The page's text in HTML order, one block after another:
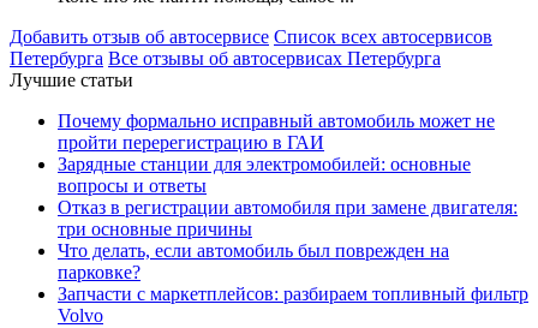
Добавить отзыв об автосервисе Список всех автосервисов
Петербурга Все отзывы об автосервисах Петербурга
Лучшие статьи
Почему формально исправный автомобиль может не
пройти перерегистрацию в ГАИ
Зарядные станции для электромобилей: основные
вопросы и ответы
Отказ в регистрации автомобиля при замене двигателя:
три основные причины
Что делать, если автомобиль был поврежден на
парковке?
Запчасти с маркетплейсов: разбираем топливный фильтр
Volvo